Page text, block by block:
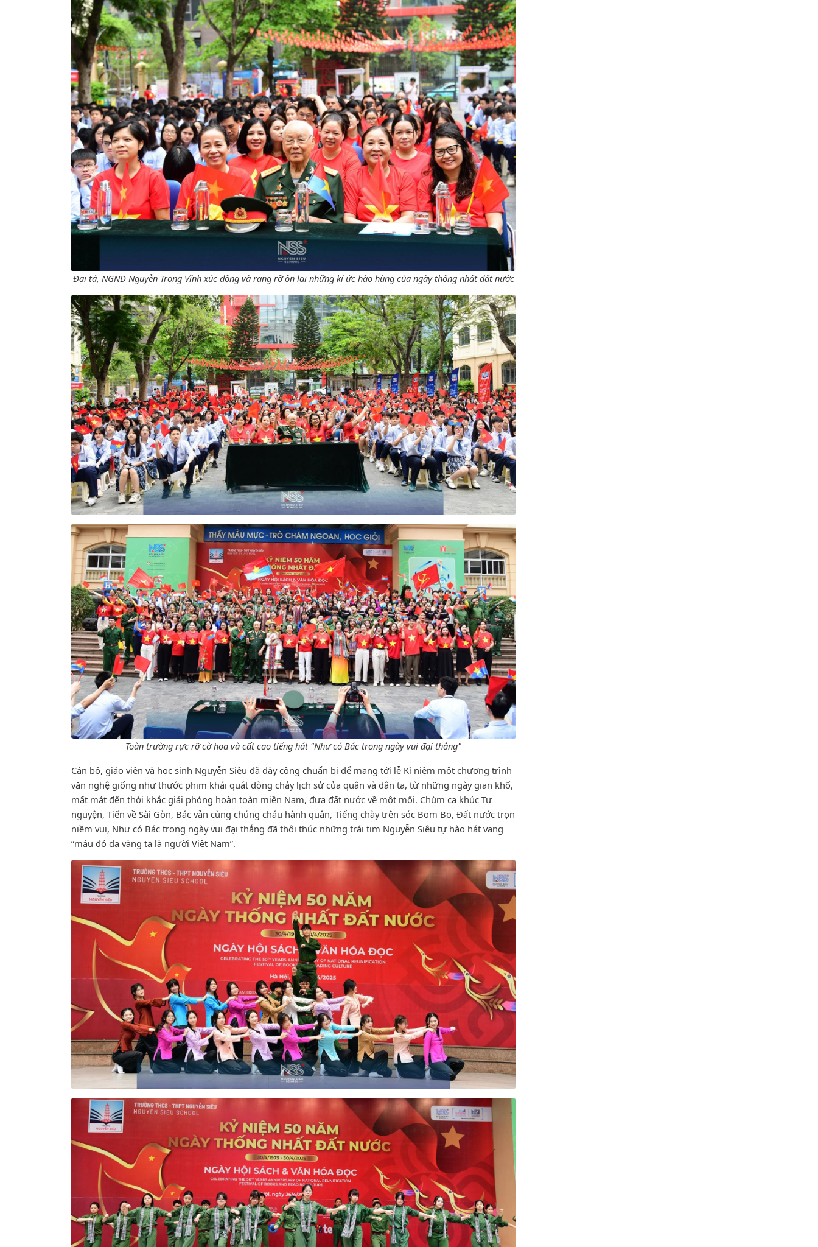
Đại tá, NGND Nguyễn Trọng Vĩnh xúc động và rạng rỡ ôn lại những kí ức hào hùng của ngày thống nhất đất nước
Toàn trường rực rỡ cờ hoa và cất cao tiếng hát "Như có Bác trong ngày vui đại thắng"
Cán bộ, giáo viên và học sinh Nguyễn Siêu đã dày công chuẩn bị để mang tới lễ Kỉ niệm một chương trình
văn nghệ giống như thước phim khái quát dòng chảy lịch sử của quân và dân ta, từ những ngày gian khổ,
mất mát đến thời khắc giải phóng hoàn toàn miền Nam, đưa đất nước về một mối. Chùm ca khúc Tự
nguyện, Tiến về Sài Gòn, Bác vẫn cùng chúng cháu hành quân, Tiếng chày trên sóc Bom Bo, Đất nước trọn
niềm vui, Như có Bác trong ngày vui đại thắng đã thôi thúc những trái tim Nguyễn Siêu tự hào hát vang
“máu đỏ da vàng ta là người Việt Nam”.